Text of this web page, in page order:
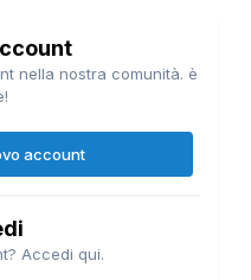
nella nostra comunità. è
account
Accedi qui.